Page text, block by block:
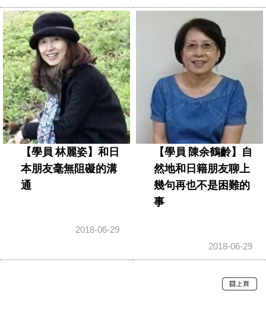
【學員 林麗姿】和日
本朋友毫無阻礙的溝
通
2018-06-29
【學員 陳余鶴齡】自
然地和日籍朋友聊上
幾句再也不是困難的
事
2018-06-29